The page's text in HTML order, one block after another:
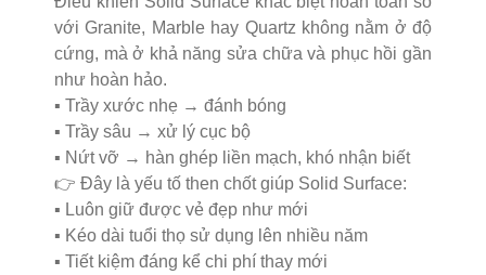
với Granite, Marble hay Quartz không nằm ở độ
cứng, mà ở khả năng sửa chữa và phục hồi gần
như hoàn hảo.
▪️ Trầy xước nhẹ → đánh bóng
▪️ Trầy sâu → xử lý cục bộ
▪️ Nứt vỡ → hàn ghép liền mạch, khó nhận biết
👉 Đây là yếu tố then chốt giúp Solid Surface:
▪️ Luôn giữ được vẻ đẹp như mới
▪️ Kéo dài tuổi thọ sử dụng lên nhiều năm
▪️ Tiết kiệm đáng kể chi phí thay mới